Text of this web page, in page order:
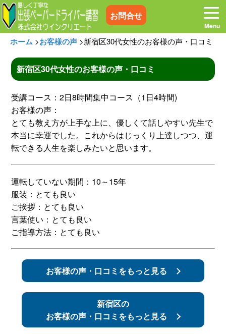
お問合せ
ホーム お電話はこちら
プログラム 講習料金
お客様の声 コラム&トピックス
よくある質問
出張地域
スタッフ紹介 申し込みフロー
簡易補助ブレーキと
キャンペーン
新着情報 会社概要
ホーム >お客様の声 >新宿区30代女性のお客様の声・口コミ
新宿区30代女性のお客様の声・口コミ
受講コース：2日8時間集中コース（1日4時間)
お客様の声：
とても教え方が上手な上に、優しくて話しやすい先生で
本当に幸運でした。これからはじっくり上達しつつ、運
転できる人生を楽しみたいと思います。
運転していない期間：10～15年
服装：とても良い
ご挨拶：とても良い
言葉使い：とても良い
ご指導方法：とても良い
お客様の声・口コミをもっと見る
新宿区の
お客様の声・口コミをもっと見る